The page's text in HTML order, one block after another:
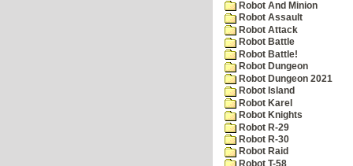
Robot And Minion
Robot Assault
Robot Attack
Robot Battle
Robot Battle!
Robot Dungeon
Robot Dungeon 2021
Robot Island
Robot Karel
Robot Knights
Robot R-29
Robot R-30
Robot Raid
Robot T-58